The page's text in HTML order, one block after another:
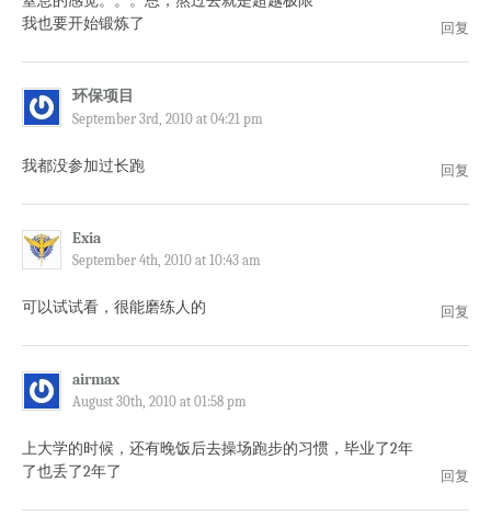
我也要开始锻炼了
回复
环保项目
September 3rd, 2010 at 04:21 pm
我都没参加过长跑 回复
Exia
September 4th, 2010 at 10:43 am
可以试试看，很能磨练人的 回复
airmax
August 30th, 2010 at 01:58 pm
上大学的时候，还有晚饭后去操场跑步的习惯，毕业了2年
了也丢了2年了
回复